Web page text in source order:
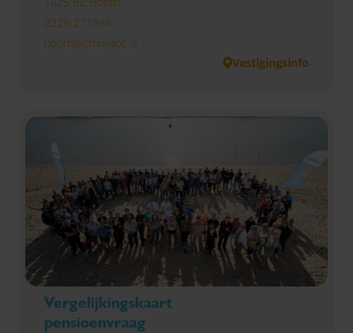
0229-271994
hoorn@omnyacc.nl
Vestigingsinfo
Vergelijkingskaart
pensioenvraag